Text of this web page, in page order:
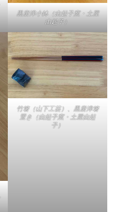
黒唐津小鉢（由起子窯・土屋
由起子）
竹箸（山下工芸）、黒唐津箸
置き（由起子窯・土屋由起
子）